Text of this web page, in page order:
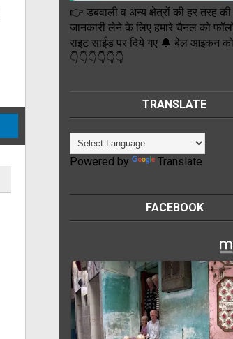
👉 डबवाली व अन्य क्षेत्रों की हर तरह
जानकारी लेने के लिए हमारे चैनल को
राइट साईड पर दिये गए 🔔 बेल आइकन
👇👇👇👇👇👇
TRANSLATE
Powered by Translate
FACEBOOK